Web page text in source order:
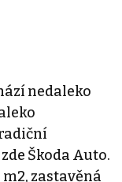
nedaleko
Škoda Auto.
zastavěná